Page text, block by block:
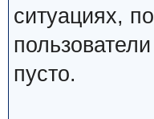
ситуациях,
пусто.